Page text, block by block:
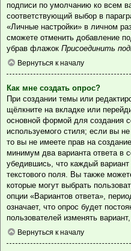
подписи по умолчанию ко всем
соответствующий выбор в
«Личные настройки» в личном
сможете отменить добавление
убрав флажок Присоединить
Вернуться к началу
Как мне создать опрос?
При создании темы или
щёлкните на вкладке или
основной формой для создания
используемого стиля; если вы
то вы не имеете прав на
минимум два варианта ответа в
убедившись, что каждый
текстового поля. Вы также
которые могут выбрать
опции «Вариантов ответа»,
означает, что опрос будет
пользователей изменять
Вернуться к началу